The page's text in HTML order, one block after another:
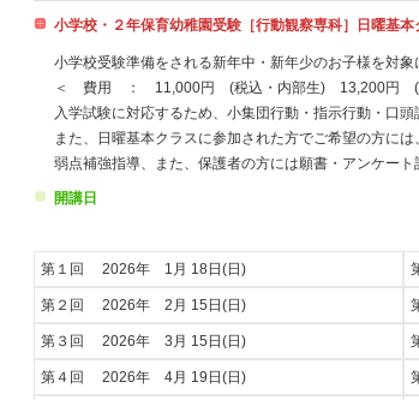
小学校・２年保育幼稚園受験［行動観察専科］日曜基本
小学校受験準備をされる新年中・新年少のお子様を対
＜ 費用 ： 11,000円 (税込・内部生) 13,200
入学試験に対応するため、小集団行動・指示行動・口
また、日曜基本クラスに参加された方でご希望の方に
弱点補強指導、また、保護者の方には願書・アンケー
開講日
第１回 2026年 1月 18日(日)
第２回 2026年 2月 15日(日)
第３回 2026年 3月 15日(日)
第４回 2026年 4月 19日(日)